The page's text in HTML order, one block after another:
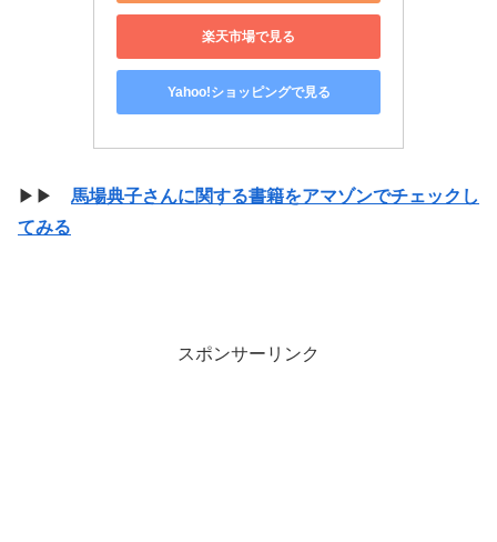
楽天市場で見る
Yahoo!ショッピングで見る
▶▶ 馬場典子さんに関する書籍をアマゾンでチェックし
てみる
スポンサーリンク